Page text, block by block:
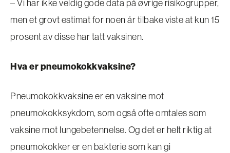
– Vi har ikke veldig gode data på øvrige risikogrupper,
men et grovt estimat for noen år tilbake viste at kun 15
prosent av disse har tatt vaksinen.
Hva er pneumokokkvaksine?
Pneumokokkvaksine er en vaksine mot
pneumokokksykdom, som også ofte omtales som
vaksine mot lungebetennelse. Og det er helt riktig at
pneumokokker er en bakterie som kan gi